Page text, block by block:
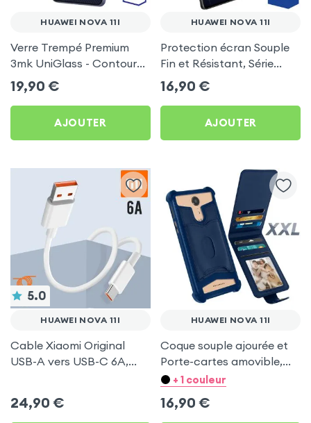
HUAWEI NOVA 11I
Verre Trempé Premium
3mk UniGlass - Contour
Noir pour Huawei Nova 11i
19,90 €
AJOUTER
HUAWEI NOVA 11I
Protection écran Souple
Fin et Résistant, Série
FlexibleGlass Lite 3mk
pour Huawei Nova 11i
16,90 €
AJOUTER
5.0
HUAWEI NOVA 11I
Cable Xiaomi Original
USB-A vers USB-C 6A,
pour Huawei Nova 11i
24,90 €
HUAWEI NOVA 11I
Coque souple ajourée et
Porte-cartes amovible,
avec languette
Huawei Nova 11i
+ 1 couleur
16,90 €